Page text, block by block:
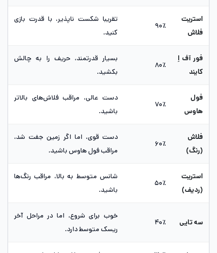
استریت
فلاش
۹۰٪
تقریبا شکست ‌ناپذیر، با قدرت بازی
کنید.
فور آف اِ
کایند
۸۰٪
بسیار قدرتمند، حریف را به چالش
بکشید.
فول
هاوس
۷۰٪
دست عالی، مراقب فلاش‌های بالاتر
باشید.
فلاش
(رنگ)
۶۰٪
دست قوی، اما اگر زمین جفت شد،
مراقب فول هاوس باشید.
استریت
(ردیف)
۵۰٪
شانس متوسط به بالا، مراقب رنگ‌ها
باشید.
سه تایی ۴۰٪
خوب برای شروع، اما در مراحل آخر
ریسک متوسط دارد.